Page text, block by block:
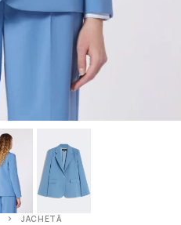
JACHETĂ